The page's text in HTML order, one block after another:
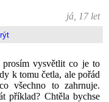
já, 17 let
vysvětlit co je to
k tomu četla, ale pořád
všechno to zahrnuje.
příklad? Chtěla bychse